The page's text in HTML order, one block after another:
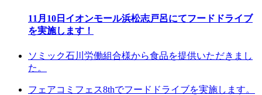
11月10日イオンモール浜松志戸呂にてフードドライブ
を実施します！
ソミック石川労働組合様から食品を提供いただきまし
た。
フェアコミフェス8thでフードドライブを実施します。